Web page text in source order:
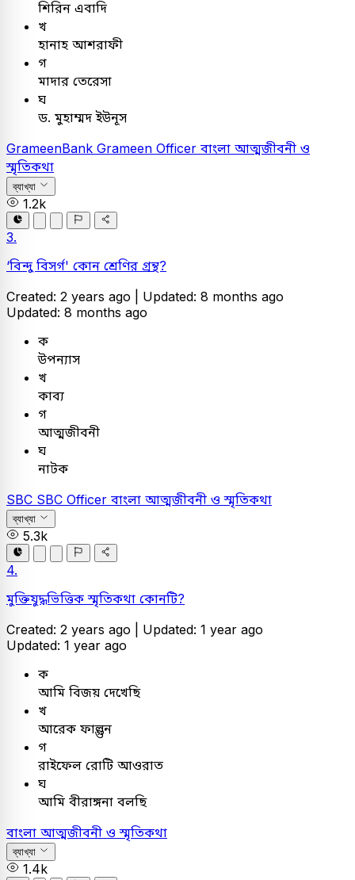
শিরিন এবাদি
খ
হানাহ আশরাফী
গ
মাদার তেরেসা
ঘ
ড. মুহাম্মদ ইউনূস
GrameenBank Grameen Officer বাংলা আত্মজীবনী ও
স্মৃতিকথা
ব্যাখ্যা
1.2k
3.
‘বিন্দু বিসর্গ' কোন শ্রেণির গ্রন্থ?
Created: 2 years ago | Updated: 8 months ago
Updated: 8 months ago
ক
উপন্যাস
খ
কাব্য
গ
আত্মজীবনী
ঘ
নাটক
SBC SBC Officer বাংলা আত্মজীবনী ও স্মৃতিকথা
ব্যাখ্যা
5.3k
4.
মুক্তিযুদ্ধভিত্তিক স্মৃতিকথা কোনটি?
Created: 2 years ago | Updated: 1 year ago
Updated: 1 year ago
ক
আমি বিজয় দেখেছি
খ
আরেক ফাল্গুন
গ
রাইফেল রোটি আওরাত
ঘ
আমি বীরাঙ্গনা বলছি
বাংলা আত্মজীবনী ও স্মৃতিকথা
ব্যাখ্যা
1.4k